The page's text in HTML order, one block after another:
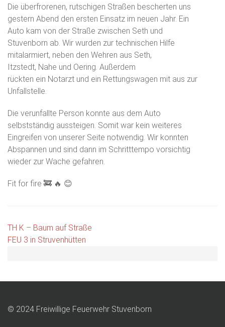
Die überfrorenen, rutschigen Straßen bescherten uns
gestern Abend den ersten Einsatz im neuen Jahr. Ein
Auto kam von der Straße zwischen Seth und
Stuvenborn ab. Wir wurden zur technischen Hilfe
mitalarmiert, neben den Wehren aus Seth,
Itzstedt, Nahe und Oering. Außerdem
rückten ein Notarzt und ein Rettungswagen mit aus zur
Unfallstelle.
Die verunfallte Person konnte aus dem Auto
selbstständig aussteigen. Somit war kein weiteres
Eingreifen von unserer Seite notwendig. Wir konnten
Abspannen und sind dann im Schritttempo vorsichtig
wieder zur Wache gefahren.
Fit for fire 🚒 🔥 😊
Beitragsnavigation
TH K – Baum auf Straße
FEU 3 in Struvenhütten
© 2024 Freiwillige Feuerwehr Stuvenborn